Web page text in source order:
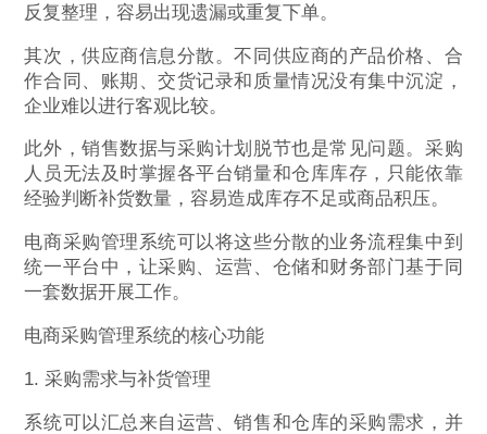
反复整理，容易出现遗漏或重复下单。
其次，供应商信息分散。不同供应商的产品价格、合
作合同、账期、交货记录和质量情况没有集中沉淀，
企业难以进行客观比较。
此外，销售数据与采购计划脱节也是常见问题。采购
人员无法及时掌握各平台销量和仓库库存，只能依靠
经验判断补货数量，容易造成库存不足或商品积压。
电商采购管理系统可以将这些分散的业务流程集中到
统一平台中，让采购、运营、仓储和财务部门基于同
一套数据开展工作。
电商采购管理系统的核心功能
1. 采购需求与补货管理
系统可以汇总来自运营、销售和仓库的采购需求，并